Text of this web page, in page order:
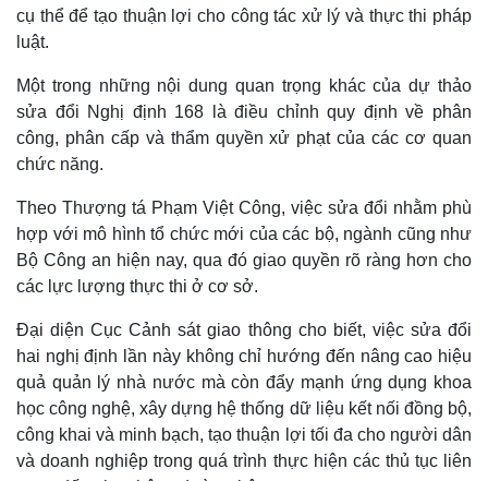
Kinh tế
Bất động sản
Khởi nghiệp
Thị trường
Giá vàng
Tiêu dùng
cụ thể để tạo thuận lợi cho công tác xử lý và thực thi pháp
luật.
Một trong những nội dung quan trọng khác của dự thảo
sửa đổi Nghị định 168 là điều chỉnh quy định về phân
công, phân cấp và thẩm quyền xử phạt của các cơ quan
chức năng.
Theo Thượng tá Phạm Việt Công, việc sửa đổi nhằm phù
hợp với mô hình tổ chức mới của các bộ, ngành cũng như
Bộ Công an hiện nay, qua đó giao quyền rõ ràng hơn cho
các lực lượng thực thi ở cơ sở.
Đại diện Cục Cảnh sát giao thông cho biết, việc sửa đổi
hai nghị định lần này không chỉ hướng đến nâng cao hiệu
quả quản lý nhà nước mà còn đẩy mạnh ứng dụng khoa
học công nghệ, xây dựng hệ thống dữ liệu kết nối đồng bộ,
công khai và minh bạch, tạo thuận lợi tối đa cho người dân
và doanh nghiệp trong quá trình thực hiện các thủ tục liên